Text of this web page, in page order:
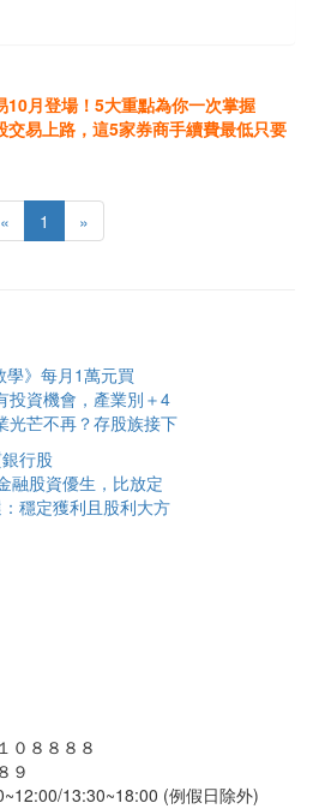
10月登場！5大重點為你一次掌握
易上路，這5家券商手續費最低只要
« 1 »
》每月1萬元買
投資機會，產業別＋4
光芒不再？存股族接下
行股
融股資優生，比放定
穩定獲利且股利大方
０８８８８
９
13:30~18:00 (例假日除外)